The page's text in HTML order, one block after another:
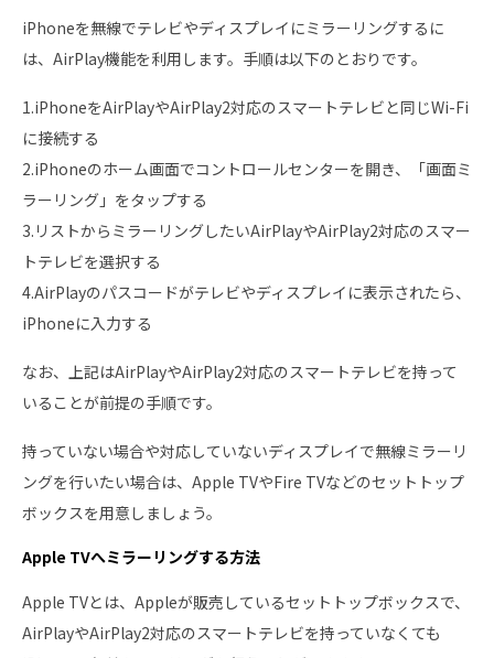
iPhoneを無線でテレビやディスプレイにミラーリングするに
は、AirPlay機能を利用します。手順は以下のとおりです。
1.iPhoneをAirPlayやAirPlay2対応のスマートテレビと同じWi-Fi
に接続する
2.iPhoneのホーム画面でコントロールセンターを開き、「画面ミ
ラーリング」をタップする
3.リストからミラーリングしたいAirPlayやAirPlay2対応のスマー
トテレビを選択する
4.AirPlayのパスコードがテレビやディスプレイに表示されたら、
iPhoneに入力する
なお、上記はAirPlayやAirPlay2対応のスマートテレビを持って
いることが前提の手順です。
持っていない場合や対応していないディスプレイで無線ミラーリ
ングを行いたい場合は、Apple TVやFire TVなどのセットトップ
ボックスを用意しましょう。
Apple TVへミラーリングする方法
Apple TVとは、Appleが販売しているセットトップボックスで、
AirPlayやAirPlay2対応のスマートテレビを持っていなくても